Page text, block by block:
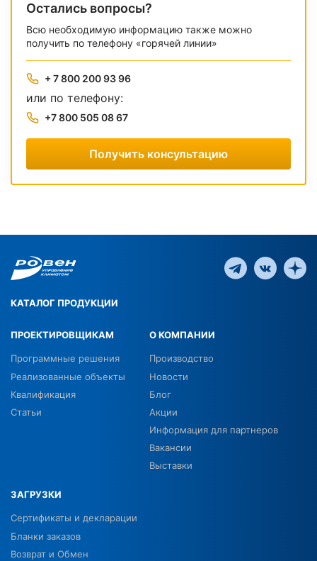
Остались вопросы?
Всю необходимую информацию также можно
получить по телефону «горячей линии»
+ 7 800 200 93 96
или по телефону:
+7 800 505 08 67
Получить консультацию
КАТАЛОГ ПРОДУКЦИИ
ПРОЕКТИРОВЩИКАМ
Программные решения
Реализованные объекты
Квалификация
Статьи
О КОМПАНИИ
Производство
Новости
Блог
Акции
Информация для партнеров
Вакансии
Выставки
ЗАГРУЗКИ
Сертификаты и декларации
Бланки заказов
Возврат и Обмен